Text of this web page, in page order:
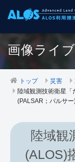
画像ライ
トップ 災害
陸域観測技術衛星
(PALSAR；パルサ
陸域観
(ALOS)